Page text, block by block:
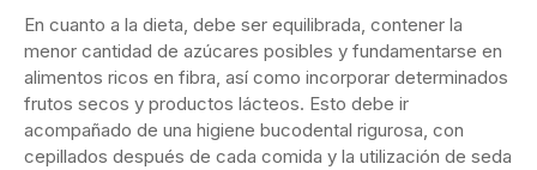
En cuanto a la dieta, debe ser equilibrada, contener la
menor cantidad de azúcares posibles y fundamentarse en
alimentos ricos en fibra, así como incorporar determinados
frutos secos y productos lácteos. Esto debe ir
acompañado de una higiene bucodental rigurosa, con
cepillados después de cada comida y la utilización de seda